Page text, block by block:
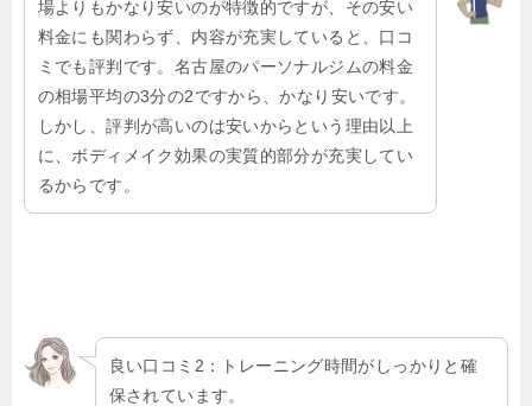
場よりもかなり安いのが特徴的ですが、その安い
料金にも関わらず、内容が充実していると、口コ
ミでも評判です。名古屋のパーソナルジムの料金
の相場平均の3分の2ですから、かなり安いです。
しかし、評判が高いのは安いからという理由以上
に、ボディメイク効果の実質的部分が充実してい
るからです。
良い口コミ2：トレーニング時間がしっかりと確
保されています。